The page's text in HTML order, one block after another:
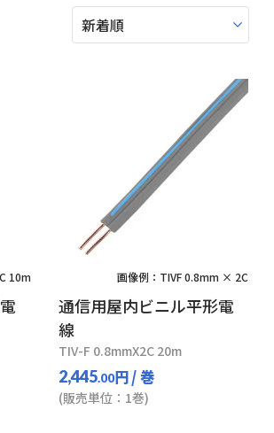
10m 画像例：TIVF 0.8mm × 2C
通信用屋内ビニル平形電
線
TIV-F 0.8mmX2C 20m
2,445.00円/ 巻
(販売単位：1巻)